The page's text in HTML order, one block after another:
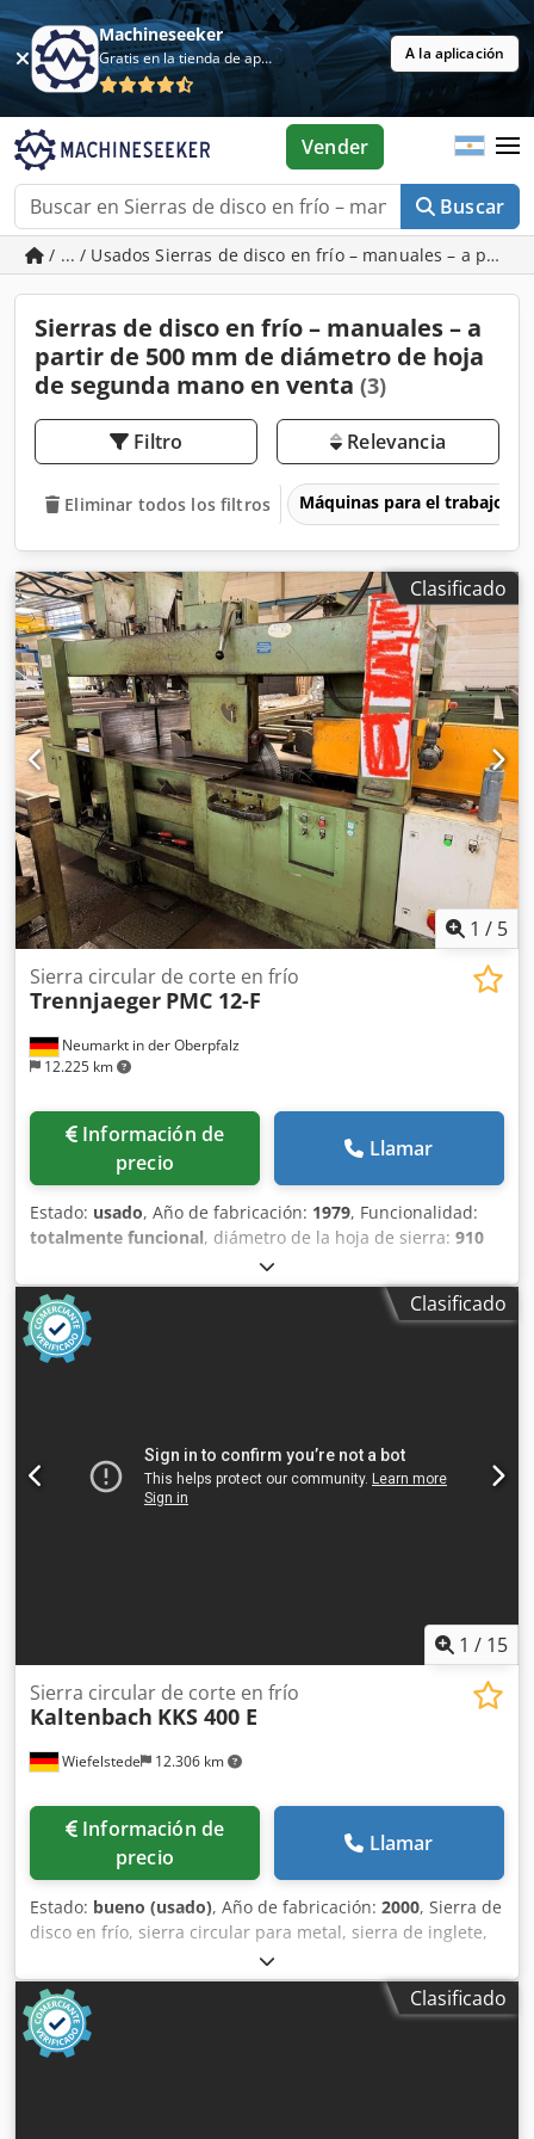
Machineseeker
Gratis en la tienda de aplicaciones A la aplicación
Buscar
Vender
/ ... / Usados Sierras de disco en frío – manuales – a
Sierras de disco en frío – manuales – a
partir de 500 mm de diámetro de hoja
de segunda mano en venta (3)
Filtro Relevancia
Eliminar todos los filtros Máquinas para el trabajo
Clasificado
1 / 5
Neumarkt in der Oberpfalz
12.225 km
Sierra circular de corte en frío
Trennjaeger PMC 12-F
Información de
precio
Llamar
Estado: usado, Año de fabricación: 1979, Funcionalidad:
totalmente funcional, diámetro de la hoja de sierra: 910
300 mm
sierra de cinta de corte en frío usada, modelo PMC 12-F,
fabricada en 1979. Chodpfx Aezn Hlmoc Eja Si tiene alguna
pregunta o necesita más información, no dude en
enviarnos un mensaje o llamarnos.
Clasificado
1 / 15
Wiefelstede 12.306 km
Sierra circular de corte en frío
Kaltenbach KKS 400 E
Información de
precio
Llamar
Estado: bueno (usado), Año de fabricación: 2000, Sierra de
disco en frío, sierra circular para metal, sierra de inglete,
sierra circular, instalación de corte, sierra de mesa
inferior, sierra circular para aluminio, sierra circular
semiautomática para aluminio, tronzadora, sierra para
junquillos de vidrio -Fabricante: Kaltenbach, sierra de
disco en frío/sierra circular para metal con mesa de
Clasificado